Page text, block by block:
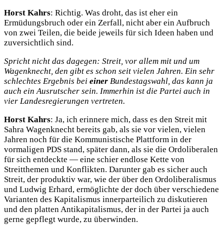
Horst Kahrs: Richtig. Was droht, das ist eher ein
Ermüdungsbruch oder ein Zerfall, nicht aber ein Aufbruch
von zwei Teilen, die beide jeweils für sich Ideen haben und
zuversichtlich sind.
Spricht nicht das dagegen: Streit, vor allem mit und um
Wagenknecht, den gibt es schon seit vielen Jahren. Ein sehr
schlechtes Ergebnis bei einer Bundestagswahl, das kann ja
auch ein Ausrutscher sein. Immerhin ist die Partei auch in
vier Landesregierungen vertreten.
Horst Kahrs: Ja, ich erinnere mich, dass es den Streit mit
Sahra Wagenknecht bereits gab, als sie vor vielen, vielen
Jahren noch für die Kommunistische Plattform in der
vormaligen PDS stand, später dann, als sie die Ordoliberalen
für sich entdeckte — eine schier endlose Kette von
Streitthemen und Konflikten. Darunter gab es sicher auch
Streit, der produktiv war, wie der über den Ordoliberalismus
und Ludwig Erhard, ermöglichte der doch über verschiedene
Varianten des Kapitalismus innerparteilich zu diskutieren
und den platten Antikapitalismus, der in der Partei ja auch
gerne gepflegt wurde, zu überwinden.